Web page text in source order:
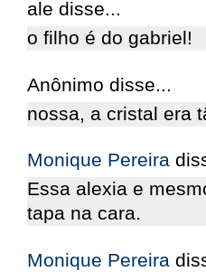
ale disse...
o filho é do gabriel!
Anônimo disse...
nossa, a cristal era
Monique Pereira
Essa alexia e
tapa na cara.
Monique Pereira